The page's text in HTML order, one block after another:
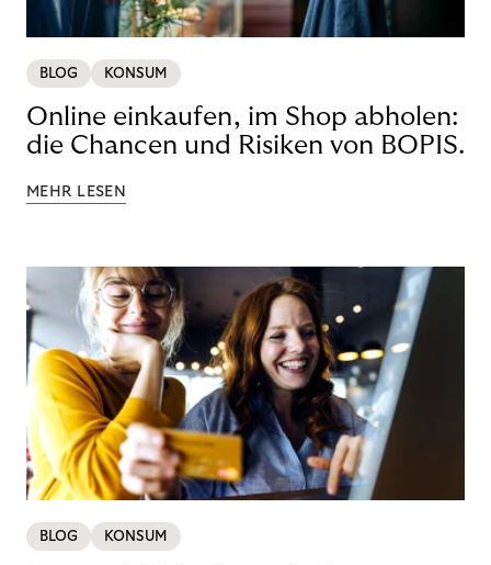
BLOG KONSUM
Online einkaufen, im Shop abholen:
die Chancen und Risiken von BOPIS.
MEHR LESEN
BLOG KONSUM